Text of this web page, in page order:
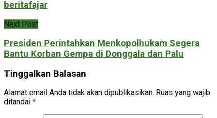
beritafajar
Next Post
Presiden Perintahkan Menkopolhukam Segera
Bantu Korban Gempa di Donggala dan Palu
Tinggalkan Balasan
Alamat email Anda tidak akan dipublikasikan. Ruas yang wajib
ditandai *